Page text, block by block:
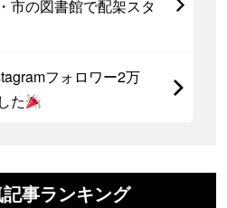
市の図書館で配架スタ
フォロワー2万
た
事ランキング